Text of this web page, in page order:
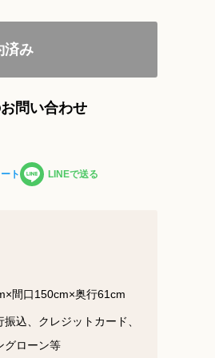
わせ総合窓口
6252-0432
～19:00 (水曜定休)
店
済み
問い合わせ
ト LINEで送る
間口150cm×奥行61cm
込、クレジットカード、
グローン等